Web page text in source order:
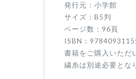
発行元：小学館
サイズ：B5判
ページ数：96頁
ISBN：
書籍をご購入いただ
繍糸は別途必要とな